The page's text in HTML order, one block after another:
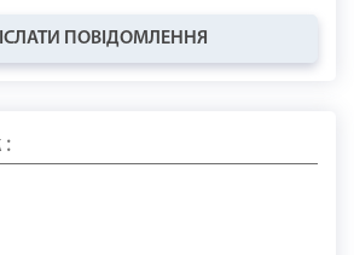
ПОВІДОМЛЕННЯ
: